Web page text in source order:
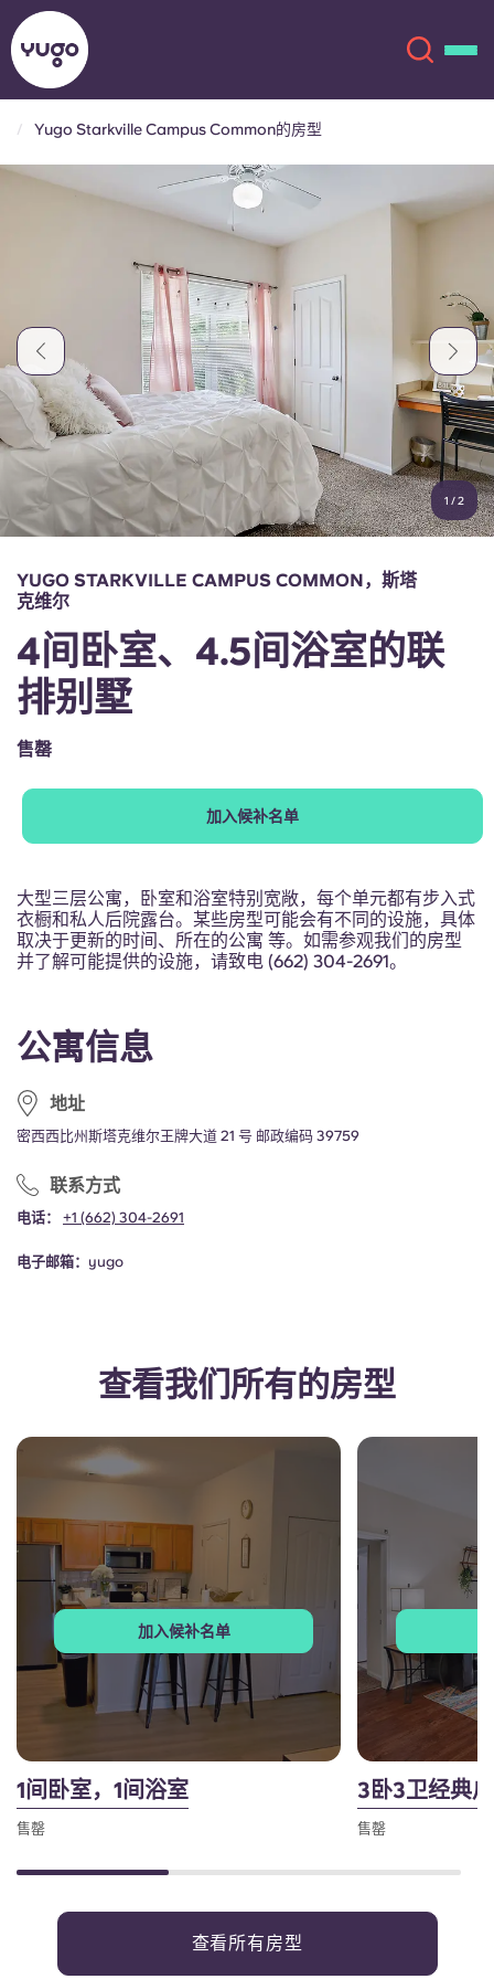
账户 语言
English (GB)
Chinese
Deutsch
French
选择一个国家
选择一间公寓
登录
立即预订
English (GB)
English (US)
Chinese Español
Català
Italian
Portuguese
Yugo Starkville Campus Common的房型
1 /2
公寓信息
地址
密西西比州斯塔克维尔王牌大道 21 号 邮政编码 39759
联系方式
电话： +1 (662) 304-2691
电子邮箱： yugo
YUGO STARKVILLE CAMPUS COMMON，斯塔
克维尔
4间卧室、4.5间浴室的联
排别墅
售罄
加入候补名单
大型三层公寓，卧室和浴室特别宽敞，每个单元都有步入式
衣橱和私人后院露台。某些房型可能会有不同的设施，具体
取决于更新的时间、所在的公寓 等。如需参观我们的房型
并了解可能提供的设施，请致电 (662) 304-2691。
查看我们所有的房型
加入候补名单
1间卧室，1间浴室
售罄
3卧3卫经典
售罄
查看所有房型